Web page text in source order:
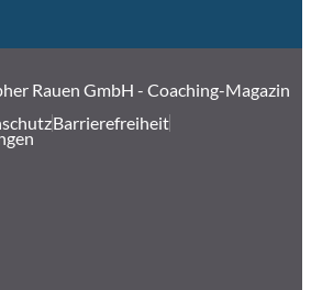
Rauen GmbH - Coaching-Magazin
Barrierefreiheit